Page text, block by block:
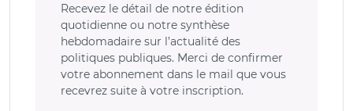
Recevez le détail de notre édition
quotidienne ou notre synthèse
hebdomadaire sur l’actualité des
politiques publiques. Merci de confirmer
votre abonnement dans le mail que vous
recevrez suite à votre inscription.